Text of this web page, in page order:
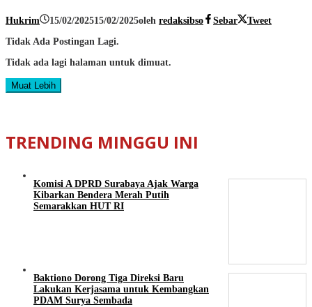
Hukrim 15/02/202515/02/2025oleh redaksibso Sebar
Tweet
Tidak Ada Postingan Lagi.
Tidak ada lagi halaman untuk dimuat.
Muat Lebih
TRENDING MINGGU INI
Komisi A DPRD Surabaya Ajak Warga
Kibarkan Bendera Merah Putih
Semarakkan HUT RI
Baktiono Dorong Tiga Direksi Baru
Lakukan Kerjasama untuk Kembangkan
PDAM Surya Sembada